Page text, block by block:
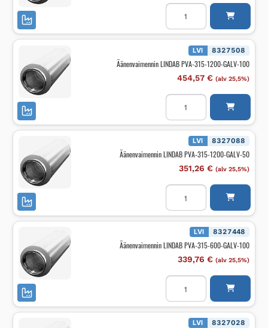
Äänenvaimennin
LINDAB
250-
900-
GALV-
määrä
LVI 8327508
Äänenvaimennin LINDAB PVA-315-1200-GALV-100
454,57 € (alv 25,5%)
Äänenvaimennin
LINDAB
315-
1200-
GALV-
määrä
LVI 8327088
Äänenvaimennin LINDAB PVA-315-1200-GALV-50
351,26 € (alv 25,5%)
Äänenvaimennin
LINDAB
PVA-
315-
1200-
määrä
LVI 8327448
Äänenvaimennin LINDAB PVA-315-600-GALV-100
339,76 € (alv 25,5%)
Äänenvaimennin
LINDAB
PVA-
315-
600-
GALV- LVI 8327028